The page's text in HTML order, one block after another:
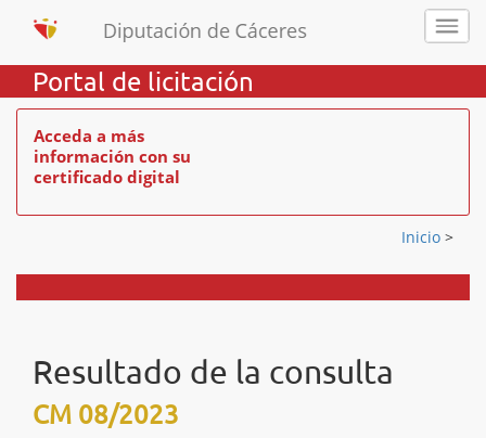
Portal de licitación
Acceda a más
información con su
certificado digital
Inicio >
Resultado de la consulta
CM 08/2023